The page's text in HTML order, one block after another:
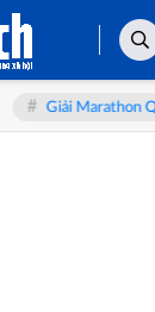
Giải Marathon Quốc